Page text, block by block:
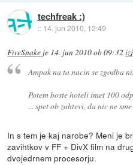
techfreak :)
:: 14. jun 2010, 12:49
FireSnake je 14. jun 2010 ob 09:32
Ampak na ta nacin se zgodba
Potem boste hoteli imet 100
... spet ob zahtevi, da nic ne
In s tem je kaj narobe? Meni je
zavihtkov v FF + DivX film na
dvojedrnem procesorju.